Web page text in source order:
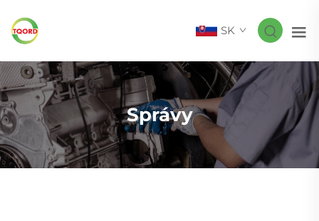
SK
Správy